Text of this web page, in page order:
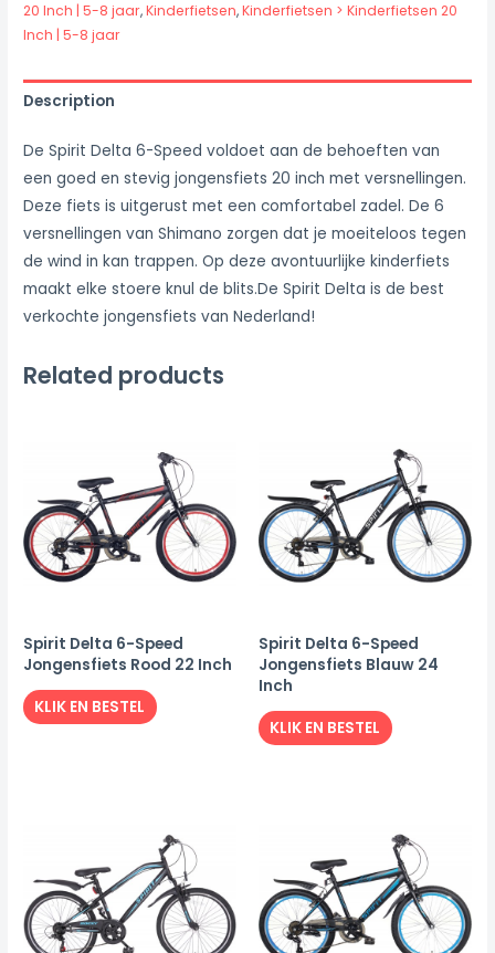
20 Inch | 5-8 jaar,Kinderfietsen,Kinderfietsen > Kinderfietsen 20
Inch | 5-8 jaar
Description
De Spirit Delta 6-Speed voldoet aan de behoeften van
een goed en stevig jongensfiets 20 inch met versnellingen.
Deze fiets is uitgerust met een comfortabel zadel. De 6
versnellingen van Shimano zorgen dat je moeiteloos tegen
de wind in kan trappen. Op deze avontuurlijke kinderfiets
maakt elke stoere knul de blits.De Spirit Delta is de best
verkochte jongensfiets van Nederland!
Related products
Spirit Delta 6-Speed
Jongensfiets Rood 22 Inch
KLIK EN BESTEL
Spirit Delta 6-Speed
Jongensfiets Blauw 24
Inch
KLIK EN BESTEL